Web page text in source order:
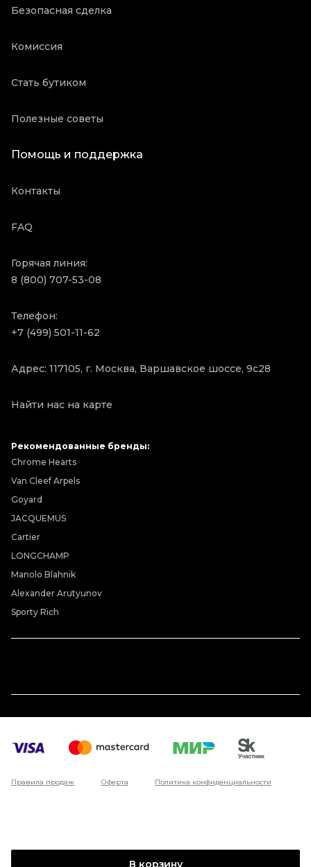
В корзину
Безопасная сделка
Комиссия
Стать бутиком
Полезные советы
Помощь и поддержка
Контакты
FAQ
Горячая линия:
8 (800) 707-53-08
Телефон:
+7 (499) 501-11-62
Адрес: 117105, г. Москва, Варшавское шоссе, 9с28
Найти нас на карте
Рекомендованные бренды:
Chrome Hearts
Van Cleef Arpels
Goyard
JACQUEMUS
Cartier
LONGCHAMP
Manolo Blahnik
Alexander Arutyunov
Sporty Rich
Правила продаж Оферта Политика конфиденциальности